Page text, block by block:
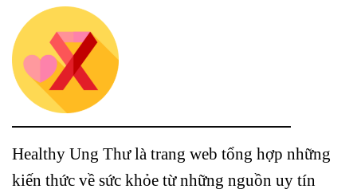
Healthy Ung Thư là trang web tổng hợp những
kiến thức về sức khỏe từ những nguồn uy tín